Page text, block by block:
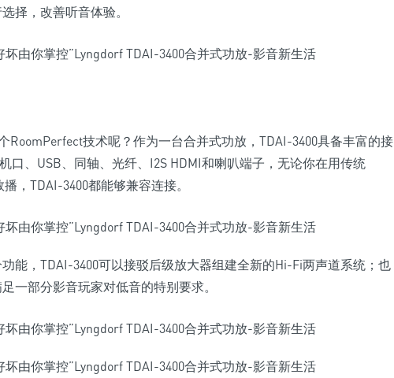
择，改善听音体验。
RoomPerfect技术呢？作为一台合并式功放，TDAI-3400具备丰富的接
口、USB、同轴、光纤、I2S HDMI和喇叭端子，无论你在用传统
，TDAI-3400都能够兼容连接。
能，TDAI-3400可以接驳后级放大器组建全新的Hi-Fi两声道系统；也
一部分影音玩家对低音的特别要求。